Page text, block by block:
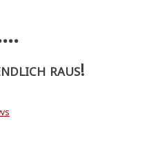
raus!